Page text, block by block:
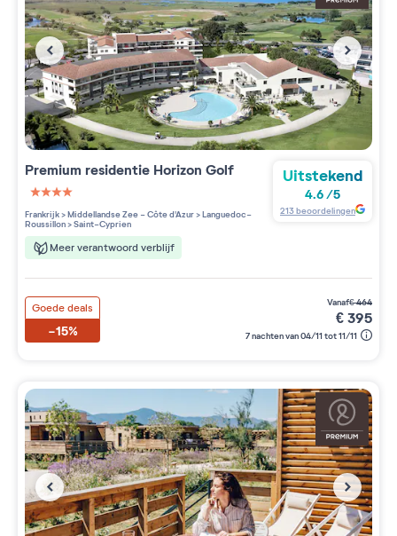
Premium residentie Horizon Golf
4 étoiles sur 5
Frankrijk>Middellandse Zee - Côte d'Azur>Languedoc-
Roussillon>Saint-Cyprien
Meer verantwoord verblijf
Uitstekend
4.6/5
213beoordelingen
Goede deals
-15%
vanaf€464
€395
7 nachten van 04/11 tot 11/11